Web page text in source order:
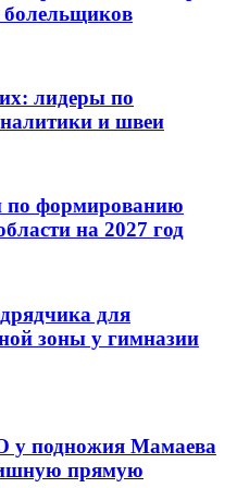
болельщиков
лидеры по
и швеи
по формированию
на 2027 год
для
зоны у гимназии
у подножия Мамаева
прямую